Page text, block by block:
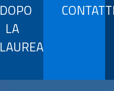
DOPO
LA
LAUREA